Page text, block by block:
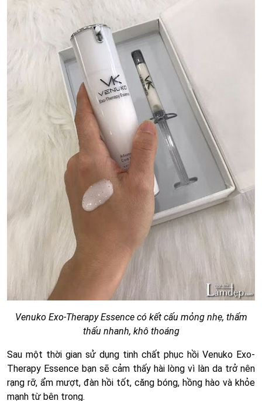
Venuko Exo-Therapy Essence có kết cấu mỏng nhẹ, thẩm
thấu nhanh, khô thoáng
Sau một thời gian sử dụng tinh chất phục hồi Venuko Exo-
Therapy Essence bạn sẽ cảm thấy hài lòng vì làn da trở nên
rạng rỡ, ẩm mượt, đàn hồi tốt, căng bóng, hồng hào và khỏe
mạnh từ bên trong.